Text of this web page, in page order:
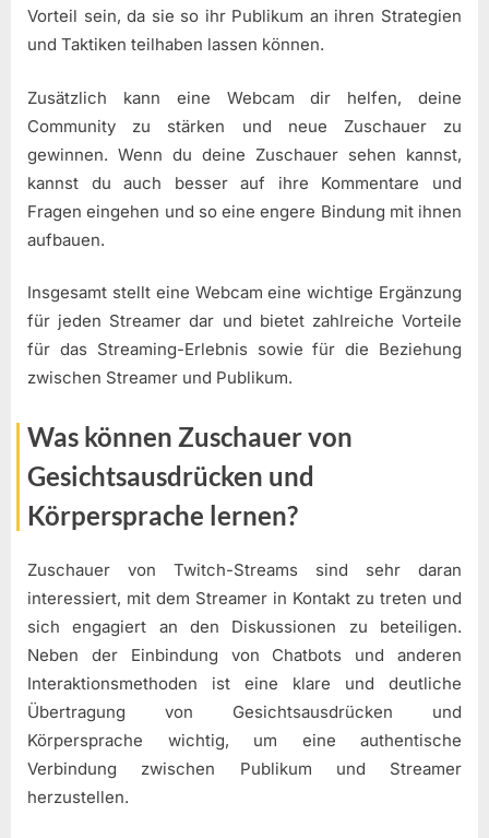
Vorteil sein, da sie so ihr Publikum an ihren Strategien
und Taktiken teilhaben lassen können.
Zusätzlich kann eine Webcam dir helfen, deine
Community zu stärken und neue Zuschauer zu
gewinnen. Wenn du deine Zuschauer sehen kannst,
kannst du auch besser auf ihre Kommentare und
Fragen eingehen und so eine engere Bindung mit ihnen
aufbauen.
Insgesamt stellt eine Webcam eine wichtige Ergänzung
für jeden Streamer dar und bietet zahlreiche Vorteile
für das Streaming-Erlebnis sowie für die Beziehung
zwischen Streamer und Publikum.
Was können Zuschauer von
Gesichtsausdrücken und
Körpersprache lernen?
Zuschauer von Twitch-Streams sind sehr daran
interessiert, mit dem Streamer in Kontakt zu treten und
sich engagiert an den Diskussionen zu beteiligen.
Neben der Einbindung von Chatbots und anderen
Interaktionsmethoden ist eine klare und deutliche
Übertragung von Gesichtsausdrücken und
Körpersprache wichtig, um eine authentische
Verbindung zwischen Publikum und Streamer
herzustellen.